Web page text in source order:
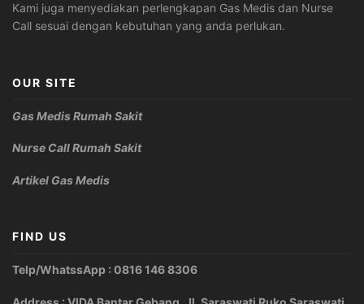
Kami juga menyediakan perlengkapan Gas Medis dan Nurse
Call sesuai dengan kebutuhan yang anda perlukan.
OUR SITE
Gas Medis Rumah Sakit
Nurse Call Rumah Sakit
Artikel Gas Medis
FIND US
Telp/WhatssApp : 0816 146 8306